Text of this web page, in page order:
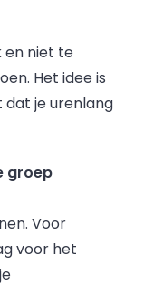
en niet te
Het idee is
dat je urenlang
groep
Voor
voor het